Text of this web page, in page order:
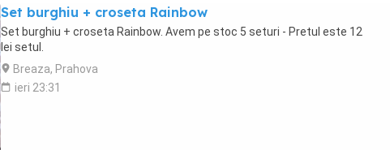
Set burghiu + croseta Rainbow
Set burghiu + croseta Rainbow. Avem pe stoc 5 seturi - Pretul este 12
lei setul.
Breaza, Prahova
ieri 23:31